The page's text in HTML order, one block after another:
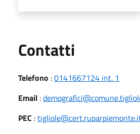
Contatti
Telefono :0141667124 int. 1
Email :
PEC :